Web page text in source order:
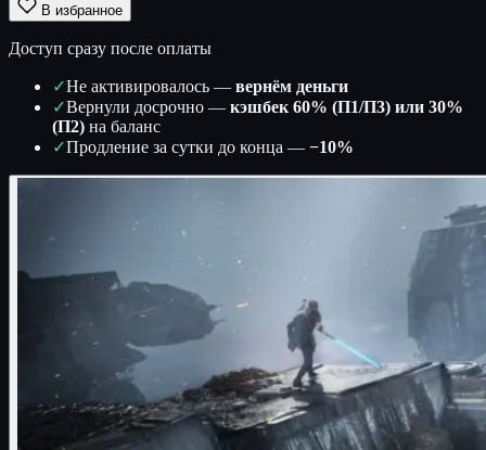
В избранное
Доступ сразу после оплаты
✓Не активировалось — вернём деньги
✓Вернули досрочно — кэшбек 60% (П1/П3) или 30%
(П2) на баланс
✓Продление за сутки до конца — −10%